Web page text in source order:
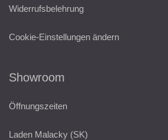
Widerrufsbelehrung
Cookie-Einstellungen ändern
Showroom
Öffnungszeiten
Laden Malacky (SK)